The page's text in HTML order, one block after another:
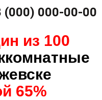
(000) 000-00-00
из 100
65%